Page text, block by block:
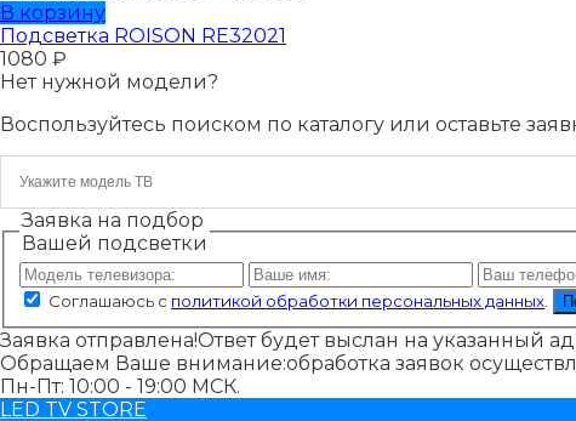
В корзину
Подсветка ROISON RE32021
1080 ₽
Нет нужной модели?
Воспользуйтесь поиском по каталогу или оставьте
Заявка на подбор
Вашей подсветки
Соглашаюсь с политикой обработки персональных данных
Заявка отправлена!Ответ будет выслан на указанный
Обращаем Ваше внимание:обработка заявок
Пн-Пт: 10:00 - 19:00 МСК.
LED TV STORE